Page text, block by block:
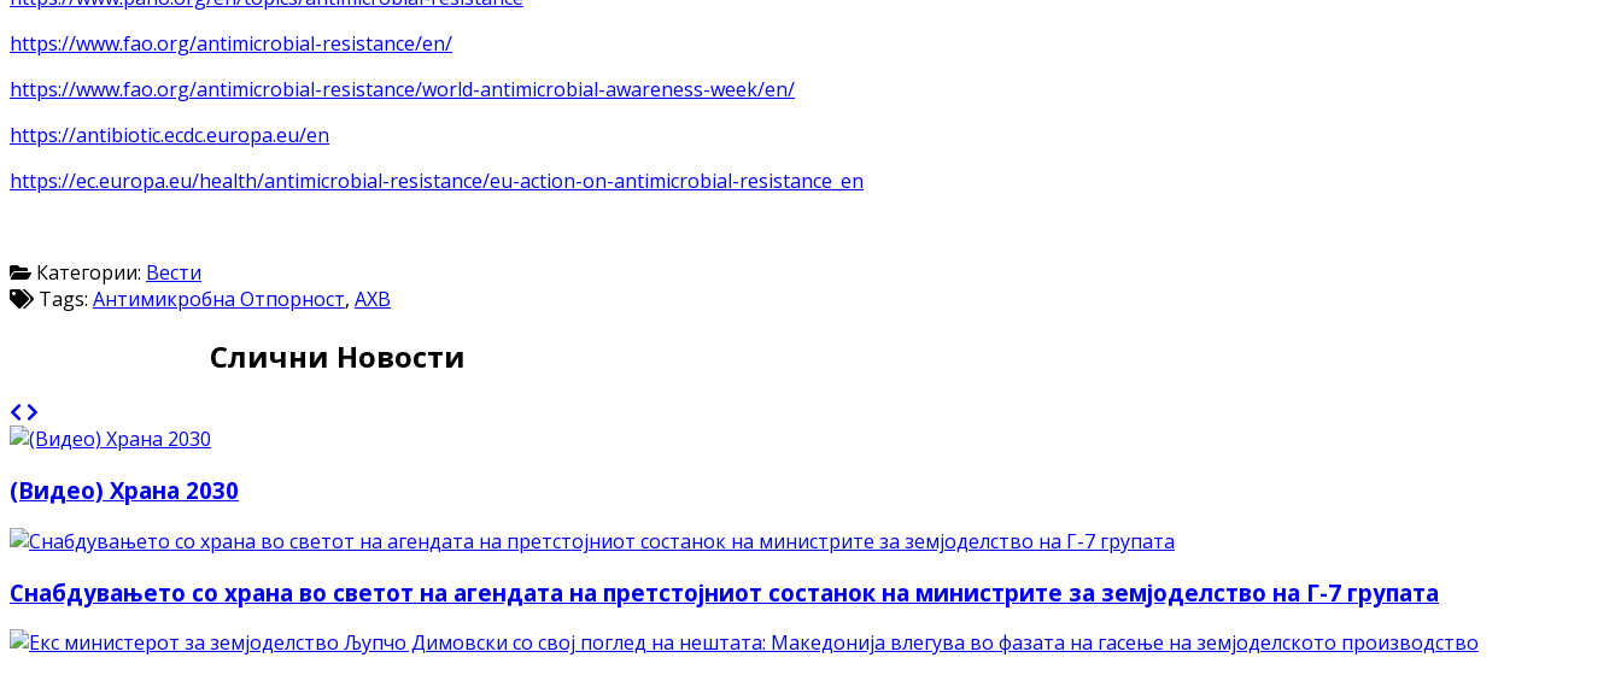
https://www.fao.org/antimicrobial-resistance/en/
https://www.fao.org/antimicrobial-resistance/world-antimicrobial-awareness-week/en/
https://antibiotic.ecdc.europa.eu/en
https://ec.europa.eu/health/antimicrobial-resistance/eu-action-on-antimicrobial-resistance_en
Категории: Вести
Tags: Антимикробна Отпорност, АХВ
Слични Новости
(Видео) Храна 2030
Снабдувањето со храна во светот на агендата на претстојниот состанок на министрите за земјоделство на Г-7 групата